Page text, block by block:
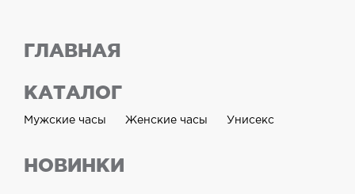
ГЛАВНАЯ
КАТАЛОГ
Мужские часы Женские часы Унисекс
НОВИНКИ